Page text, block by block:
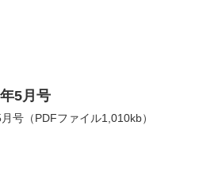
5月号
号（PDFファイル1,010kb）